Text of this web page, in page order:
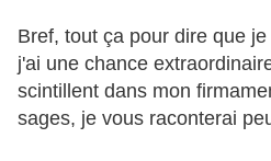
Bref, tout ça pour dire que
j'ai une chance
scintillent dans mon
sages, je vous raconterai